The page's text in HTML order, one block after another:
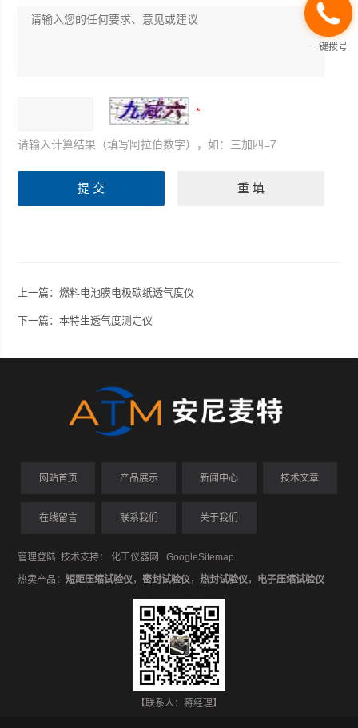
请输入计算结果（填写阿拉伯数字），如：三加四=7
上一篇：燃料电池膜电极碳纸透气度仪
下一篇：本特生透气度测定仪
网站首页 产品展示 新闻中心 技术文章
在线留言 联系我们 关于我们
管理登陆 技术支持：化工仪器网
GoogleSitemap
热卖产品：短距压缩试验仪，密封试验仪，热封试验仪， 电子压缩试验仪
【联系人：蒋经理】
一键拨号